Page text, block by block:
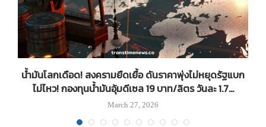
น้ำมันโลกเดือด! สงครามยืดเยื้อ ดันราคาพุ่งไม่หยุดรัฐแบก
ไม่ไหว! กองทุนน้ำมันอุ้มดีเซล 19 บาท/ลิตร วันละ 1.7...
March 27, 2026